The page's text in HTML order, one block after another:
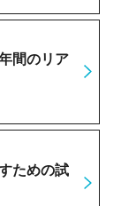
間のリア
ための試